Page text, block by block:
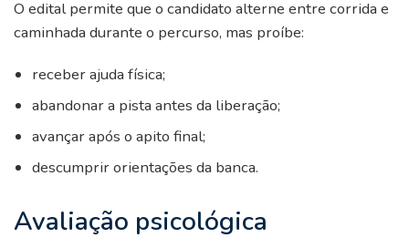
O edital permite que o candidato alterne entre corrida e
caminhada durante o percurso, mas proíbe:
receber ajuda física;
abandonar a pista antes da liberação;
avançar após o apito final;
descumprir orientações da banca.
Avaliação psicológica